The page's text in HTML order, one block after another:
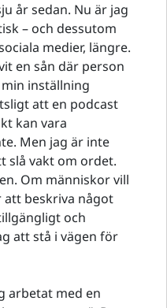
år sedan. Nu är jag
– och dessutom
medier, längre.
en sån där person
inställning
att en podcast
kan vara
Men jag är inte
slå vakt om ordet.
Om människor vill
beskriva något
och
att stå i vägen för
arbetat med en